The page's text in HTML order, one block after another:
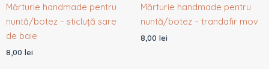
Mărturie handmade pentru
nuntă/botez – sticluță sare
de baie
8,00 lei
Mărturie handmade pentru
nuntă/botez – trandafir mov
8,00 lei